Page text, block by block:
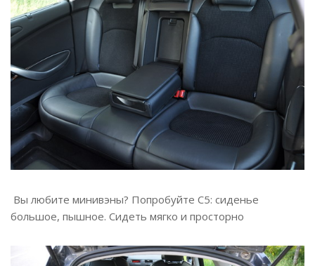
Вы любите минивэны? Попробуйте С5: сиденье
большое, пышное. Сидеть мягко и просторно